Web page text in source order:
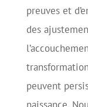
preuves et
des
peuvent